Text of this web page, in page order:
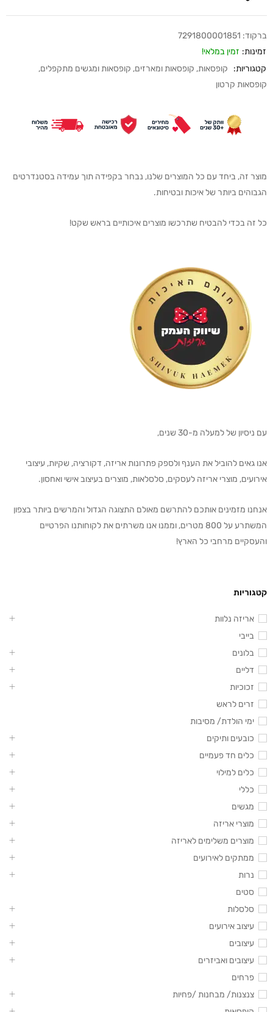
ברקוד: 7291800001851
זמינות: זמין במלאי!
קטגוריות:
קופסאות, קופסאות ומארזים, קופסאות ומגשים מתקפלים,
קופסאות קרטון
מוצר זה, ביחד עם כל המוצרים שלנו, נבחר בקפידה תוך עמידה בסטנדרטים
הגבוהים ביותר של איכות ובטיחות.
כל זה בכדי להבטיח שתרכשו מוצרים איכותיים בראש שקט!
עם ניסיון של למעלה מ-30 שנים,
אנו גאים להוביל את הענף ולספק פתרונות אריזה, דקורציה, שקיות, עיצובי
אירועים, מוצרי אריזה לעסקים, סלסלאות, מוצרים בעיצוב אישי ואחסון.
אנחנו מזמינים אותכם להתרשם מאולם התצוגה הגדול והמרשים ביותר בצפון
המשתרע על 800 מטרים, וממנו אנו משרתים את לקוחותנו הפרטיים
והעסקיים מרחבי כל הארץ!
קטגוריות
אריזה נלוות
בייבי
בלונים
דליים
זכוכיות
זרים לראש
ימי הולדת/ מסיבות
כובעים ותיקים
כלים חד פעמיים
כלים למילוי
כללי
מגשים
מוצרי אריזה
מוצרים משלימים לאריזה
ממתקים לאירועים
נרות
סטים
סלסלות
עיצוב אירועים
עיצובים
עיצובים ואביזרים
פרחים
צנצנות/ מבחנות /פחיות